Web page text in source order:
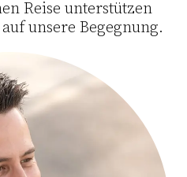
Reise unterstützen
unsere Begegnung.